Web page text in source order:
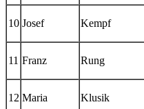
10 Josef Kempf
11 Franz Rung
12 Maria Klusik